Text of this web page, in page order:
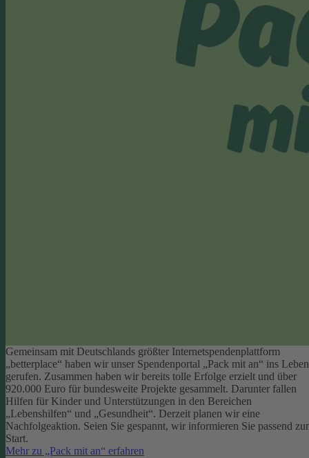
Gemeinsam mit Deutschlands größter Internetspendenplattform
„betterplace“ haben wir unser Spendenportal „Pack mit an“ ins Leben
gerufen. Zusammen haben wir bereits tolle Erfolge erzielt und über
920.000 Euro für bundesweite Projekte gesammelt. Darunter fallen
Hilfen für Kinder und Unterstützungen in den Bereichen
„Lebenshilfen“ und „Gesundheit“. Derzeit planen wir eine
Nachfolgeaktion. Seien Sie gespannt, wir informieren Sie passend
Start.
Mehr zu „Pack mit an“ erfahren